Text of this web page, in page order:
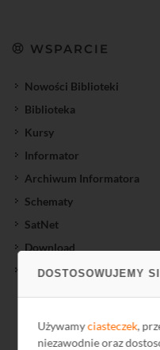
DOSTOSOWUJEMY
Używamyciasteczek,
niezawodnie oraz
WSPARCIE
Nowości Biblioteki
Biblioteka
Kursy
Informator
Archiwum Informatora
Schematy
SatNet
Download
Feedback